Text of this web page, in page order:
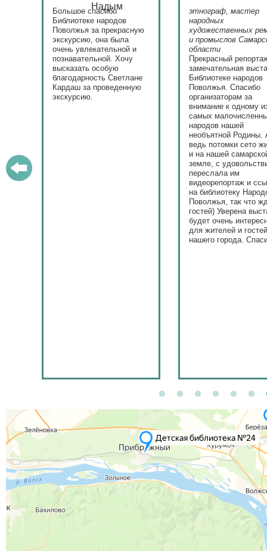
Надым
Большое спасибо
Библиотеке народов
Поволжья за прекрасную
экскурсию, она была
очень увлекательной и
познавательной. Хочу
высказать особую
благодарность Светлане
Кардаш за проведенную
экскурсию.
этнограф, мастер
народных
художественных
и промыслов
области
Прекрасный
замечательная
Библиотеке народов
Поволжья. Спасибо
организаторам за
внимание к одному
самых
народов нашей
необъятной Родины.
ведь потомки сето
и на нашей
земле, с
переслала им
видеорепортаж и
на библиотеку
Поволжья, так что
гостей) Уверена
будет очень
для жителей и
нашего города.